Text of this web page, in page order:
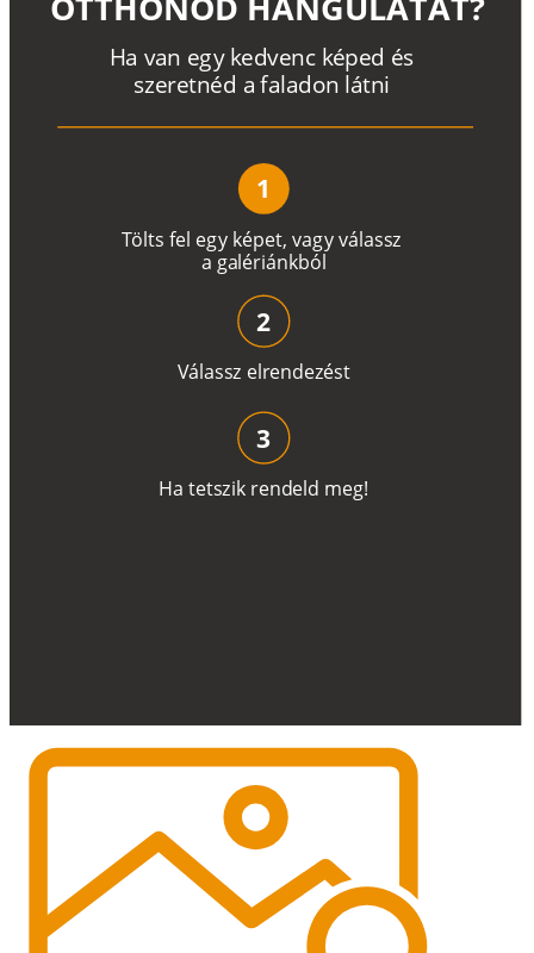
Tölts fel egy képet, vagyválassz
a galériánkból
Ha van egy kedvenc képed és
szeretnéd a faladon látni
1
Válassz elrendezést
2
Ha tetszik rendeld meg!
3